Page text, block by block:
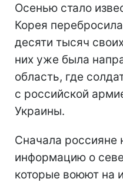
Осенью стало
Корея
десяти тысяч
них уже была
область, где
с российской
Украины.
Сначала россияне
информацию о
которые воюют на